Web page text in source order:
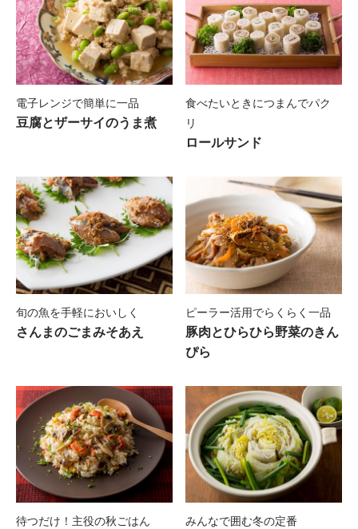
電子レンジで簡単に一品
豆腐とザーサイのうま煮
食べたいときにつまんでパク
リ
ロールサンド
旬の魚を手軽においしく
さんまのごまみそあえ
ピーラー活用でらくらく一品
豚肉とひらひら野菜のきん
ぴら
待つだけ！主役の秋ごはん みんなで囲む冬の定番